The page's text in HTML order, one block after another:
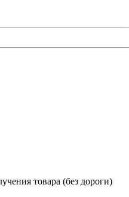
товара (без дороги)